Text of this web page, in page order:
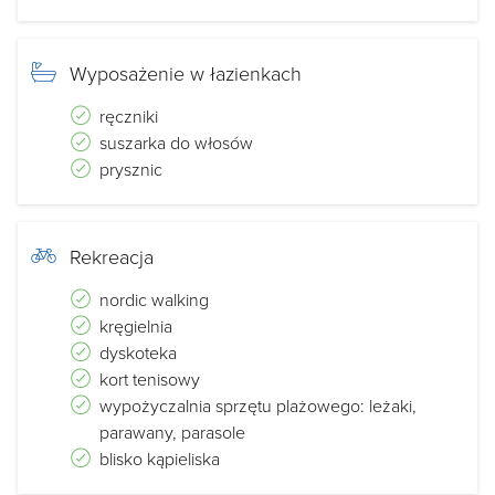
Wyposażenie w łazienkach
ręczniki
suszarka do włosów
prysznic
Rekreacja
nordic walking
kręgielnia
dyskoteka
kort tenisowy
wypożyczalnia sprzętu plażowego: leżaki,
parawany, parasole
blisko kąpieliska